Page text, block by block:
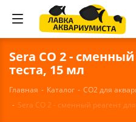
Sera CO 2 -
теста, 15 мл
Главная - Каталог - СО2 для
- Sera CO 2 - сменный реагент